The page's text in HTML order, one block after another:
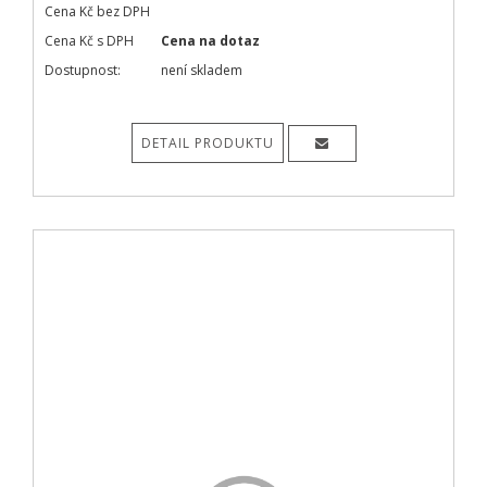
Cena Kč bez DPH
Cena Kč s DPH
Cena na dotaz
Dostupnost:
není skladem
DETAIL PRODUKTU